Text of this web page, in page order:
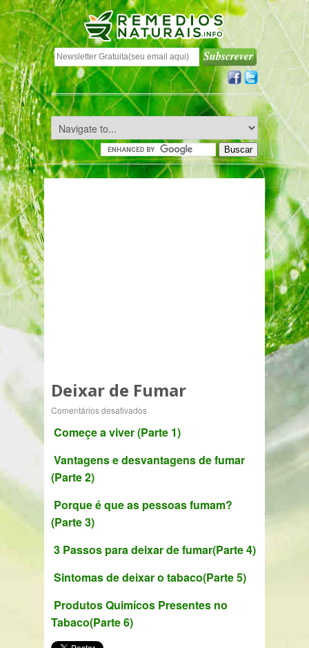
Deixar de Fumar
Comentários desativadosem
Deixar
Fumar
Começe a viver (Parte 1)
Vantagens e desvantagens de fumar
(Parte 2)
Porque é que as pessoas fumam?
(Parte 3)
3 Passos para deixar de fumar(Parte 4)
Sintomas de deixar o tabaco(Parte 5)
Produtos Quimícos Presentes no
Tabaco(Parte 6)